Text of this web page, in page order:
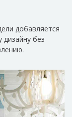
добавляется
дизайну без